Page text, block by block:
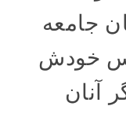
جامعه
خودش
آنان